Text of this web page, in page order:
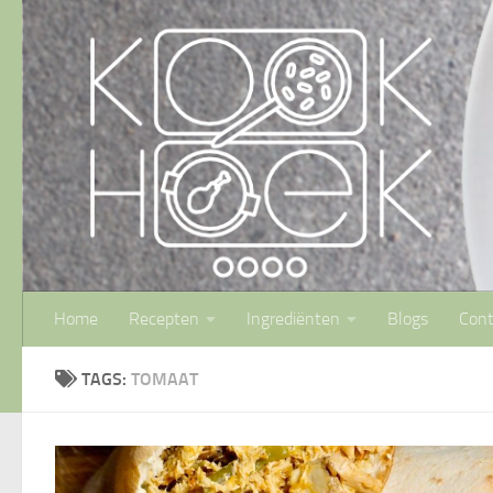
Doorgaan naar inhoud
Home Recepten Ingrediënten Blogs
TAGS: TOMAAT